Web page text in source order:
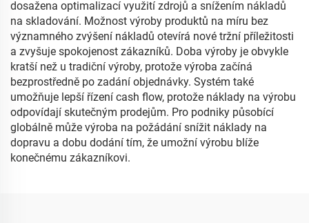
dosažena optimalizací využití zdrojů a snížením nákladů
na skladování. Možnost výroby produktů na míru bez
významného zvýšení nákladů otevírá nové tržní příležitosti
a zvyšuje spokojenost zákazníků. Doba výroby je obvykle
kratší než u tradiční výroby, protože výroba začíná
bezprostředně po zadání objednávky. Systém také
umožňuje lepší řízení cash flow, protože náklady na výrobu
odpovídají skutečným prodejům. Pro podniky působící
globálně může výroba na požádání snížit náklady na
dopravu a dobu dodání tím, že umožní výrobu blíže
konečnému zákazníkovi.